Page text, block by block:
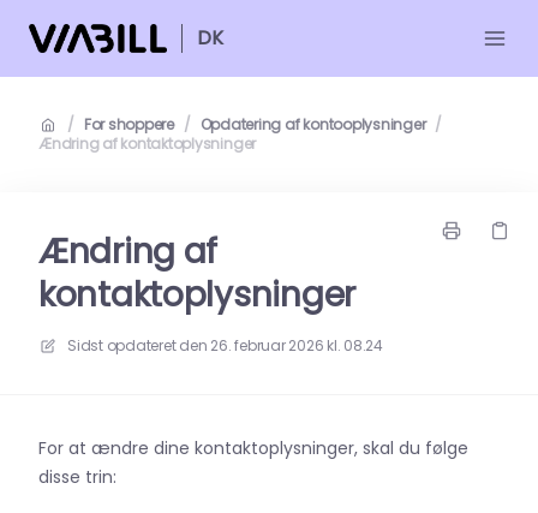
DK
/ For shoppere / Opdatering af kontooplysninger /
Ændring af kontaktoplysninger
Ændring af
kontaktoplysninger
Sidst opdateret den 26. februar 2026 kl. 08.24
For at ændre dine kontaktoplysninger, skal du følge
disse trin: